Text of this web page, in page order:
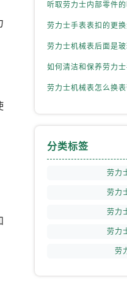
分类标签
劳力
劳力
劳力
劳力
劳